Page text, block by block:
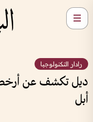
رادار التكنولوجيا
ديل تكشف عن
أبل